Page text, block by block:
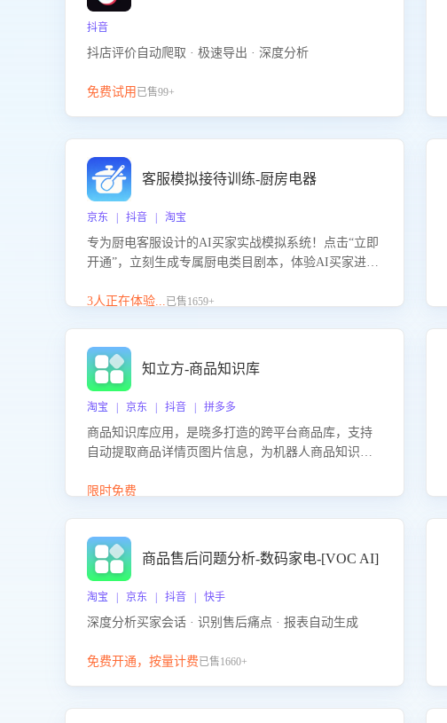
抖音
抖店评价自动爬取 · 极速导出 · 深度分析
免费试用 已售99+
客服模拟接待训练-厨房电器
京东 | 抖音 | 淘宝
专为厨电客服设计的AI买家实战模拟系统！点击“立即
开通”，立刻生成专属厨电类目剧本，体验AI买家进线
能咨询”等真实场景应对技巧！
3人正在体验...已售1659+
知立方-商品知识库
淘宝 | 京东 | 抖音 | 拼多多
商品知识库应用，是晓多打造的跨平台商品库，支持
自动提取商品详情页图片信息，为机器人商品知识问
商品知识。
限时免费
商品售后问题分析-数码家电-[VOC AI]
淘宝 | 京东 | 抖音 | 快手
深度分析买家会话 · 识别售后痛点 · 报表自动生成
免费开通，按量计费已售1660+